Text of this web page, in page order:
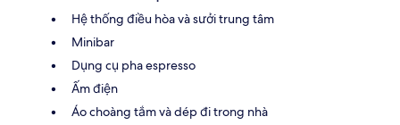
Hệ thống điều hòa và sưởi trung tâm
Minibar
Dụng cụ pha espresso
Ấm điện
Áo choàng tắm và dép đi trong nhà